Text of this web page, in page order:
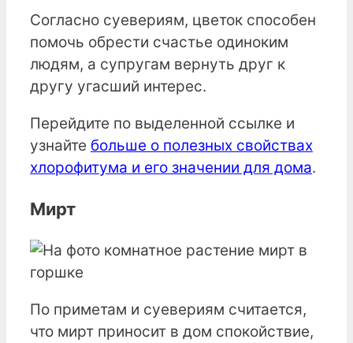
Согласно суевериям, цветок способен
помочь обрести счастье одиноким
людям, а супругам вернуть друг к
другу угасший интерес.
Перейдите по выделенной ссылке и
узнайте больше о полезных свойствах
хлорофитума и его значении для дома.
Мирт
По приметам и суевериям считается,
что мирт приносит в дом спокойствие,